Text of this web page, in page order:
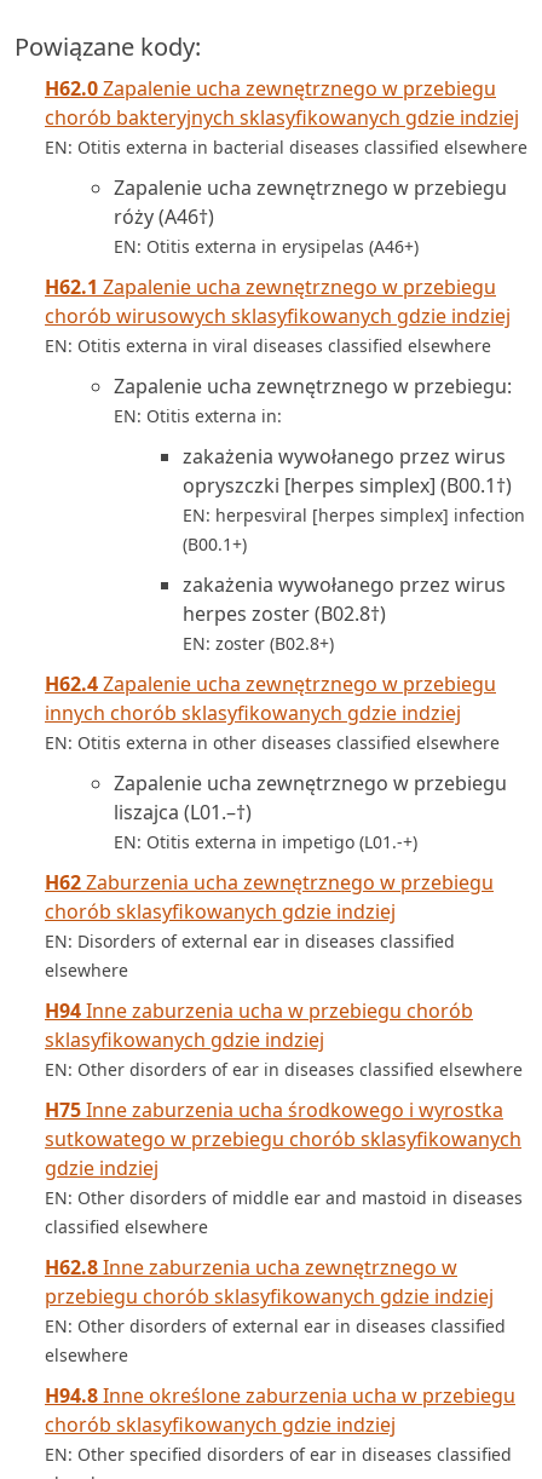
Powiązane kody:
H62.0Zapalenie ucha zewnętrznego w przebiegu
chorób bakteryjnych sklasyfikowanych gdzie indziej
EN: Otitis externa in bacterial diseases classified elsewhere
Zapalenie ucha zewnętrznego w przebiegu
róży (A46†)
EN: Otitis externa in erysipelas (A46+)
H62.1 Zapalenie ucha zewnętrznego w przebiegu
chorób wirusowych sklasyfikowanych gdzie indziej
EN: Otitis externa in viral diseases classified elsewhere
Zapalenie ucha zewnętrznego w przebiegu:
EN: Otitis externa in:
zakażenia wywołanego przez wirus
opryszczki [herpes simplex] (B00.1†)
EN: herpesviral [herpes simplex] infection
(B00.1+)
zakażenia wywołanego przez wirus
herpes zoster (B02.8†)
EN: zoster (B02.8+)
H62.4Zapalenie ucha zewnętrznego w przebiegu
innych chorób sklasyfikowanych gdzie indziej
EN: Otitis externa in other diseases classified elsewhere
Zapalenie ucha zewnętrznego w przebiegu
liszajca (L01.–†)
EN: Otitis externa in impetigo (L01.-+)
H62Zaburzenia ucha zewnętrznego w przebiegu
chorób sklasyfikowanych gdzie indziej
EN: Disorders of external ear in diseases classified
elsewhere
H94Inne zaburzenia ucha w przebiegu chorób
sklasyfikowanych gdzie indziej
EN: Other disorders of ear in diseases classified elsewhere
H75Inne zaburzenia ucha środkowego i wyrostka
sutkowatego w przebiegu chorób sklasyfikowanych
gdzie indziej
EN: Other disorders of middle ear and mastoid in diseases
classified elsewhere
H62.8Inne zaburzenia ucha zewnętrznego w
przebiegu chorób sklasyfikowanych gdzie indziej
EN: Other disorders of external ear in diseases classified
elsewhere
H94.8Inne określone zaburzenia ucha w przebiegu
chorób sklasyfikowanych gdzie indziej
EN: Other specified disorders of ear in diseases classified